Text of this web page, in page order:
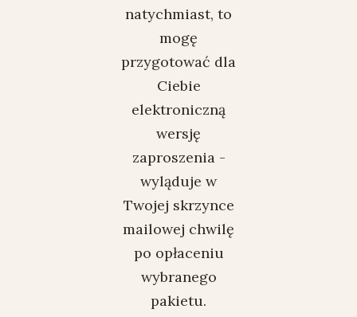
natychmiast, to
mogę
przygotować dla
Ciebie
elektroniczną
wersję
zaproszenia -
wyląduje w
Twojej skrzynce
mailowej chwilę
po opłaceniu
wybranego
pakietu.